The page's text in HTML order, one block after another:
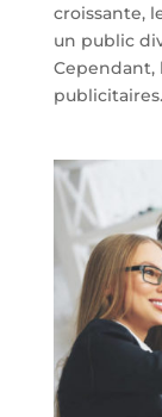
croissante,
un public
Cependant,